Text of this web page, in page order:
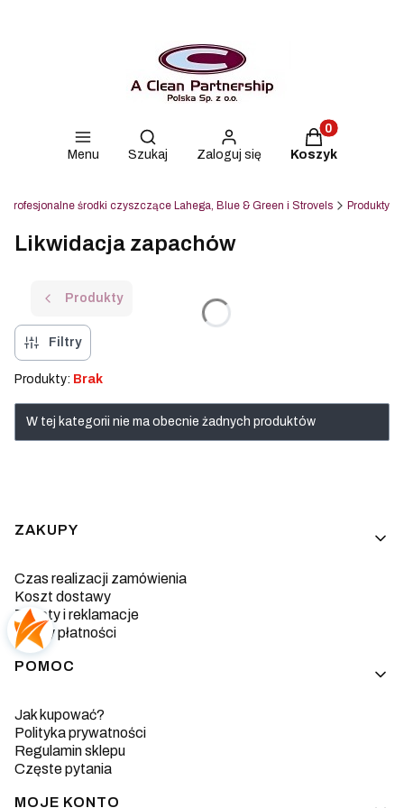
Menu
Otwórz wyszukiwarkę
Szukaj Zaloguj się
Produkty w
Koszyk
| Profesjonalne środki czyszczące Lahega, Blue & Green i Strovels Produkty
Likwidacja zapachów
Produkty
Filtry
Produkty: Brak
Lista produktów
W tej kategorii nie ma obecnie żadnych produktów
Linki w stopce
ZAKUPY
Czas realizacji zamówienia
Koszt dostawy
Zwroty i reklamacje
Formy płatności
POMOC
Jak kupować?
Polityka prywatności
Regulamin sklepu
Częste pytania
MOJE KONTO